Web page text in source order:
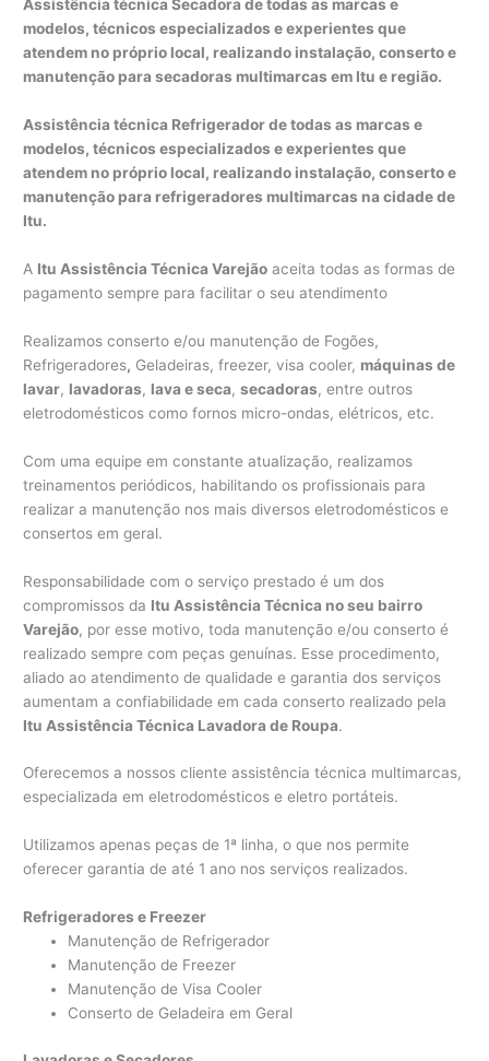
Assistência técnica Secadora de todas as marcas e
modelos, técnicos especializados e experientes que
atendem no próprio local, realizando instalação, conserto e
manutenção para secadoras multimarcas em Itu e região.
Assistência técnica Refrigerador de todas as marcas e
modelos, técnicos especializados e experientes que
atendem no próprio local, realizando instalação, conserto e
manutenção para refrigeradores multimarcas na cidade de
Itu.
A Itu Assistência Técnica Varejão aceita todas as formas de
pagamento sempre para facilitar o seu atendimento
Realizamos conserto e/ou manutenção de Fogões,
Refrigeradores, Geladeiras, freezer, visa cooler, máquinas de
lavar, lavadoras, lava e seca,secadoras, entre outros
eletrodomésticos como fornos micro-ondas, elétricos, etc.
Com uma equipe em constante atualização, realizamos
treinamentos periódicos, habilitando os profissionais para
realizar a manutenção nos mais diversos eletrodomésticos e
consertos em geral.
Responsabilidade com o serviço prestado é um dos
compromissos da Itu Assistência Técnica no seu bairro
Varejão, por esse motivo, toda manutenção e/ou conserto é
realizado sempre com peças genuínas. Esse procedimento,
aliado ao atendimento de qualidade e garantia dos serviços
aumentam a confiabilidade em cada conserto realizado pela
Itu Assistência Técnica Lavadora de Roupa.
Oferecemos a nossos cliente assistência técnica multimarcas,
especializada em eletrodomésticos e eletro portáteis.
Utilizamos apenas peças de 1ª linha, o que nos permite
oferecer garantia de até 1 ano nos serviços realizados.
Refrigeradores e Freezer
Manutenção de Refrigerador
Manutenção de Freezer
Manutenção de Visa Cooler
Conserto de Geladeira em Geral